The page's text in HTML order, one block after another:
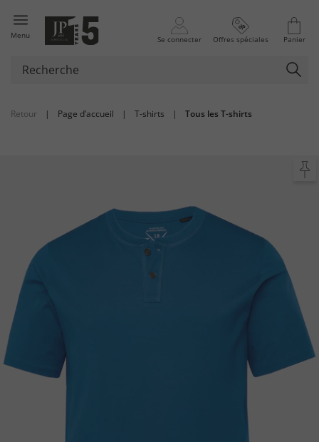
Menu Se connecter Offres spéciales Panier
Retour | Page d’accueil | T-shirts | Tous les T-shirts